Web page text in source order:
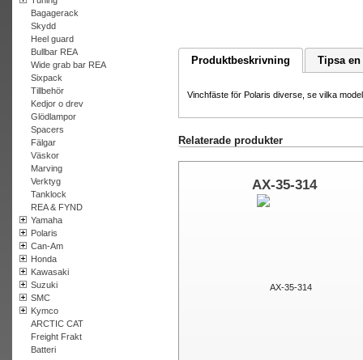
Bagagerack
Skydd
Heel guard
Bullbar REA
Wide grab bar REA
Sixpack
Tillbehör
Kedjor o drev
Glödlampor
Spacers
Fälgar
Väskor
Marving
Verktyg
Tanklock
REA & FYND
Yamaha
Polaris
Can-Am
Honda
Kawasaki
Suzuki
SMC
Kymco
ARCTIC CAT
Freight Frakt
Batteri
Produktbeskrivning Tipsa en
Vinchfäste för Polaris diverse, se vilka
Relaterade produkter
AX-35-314